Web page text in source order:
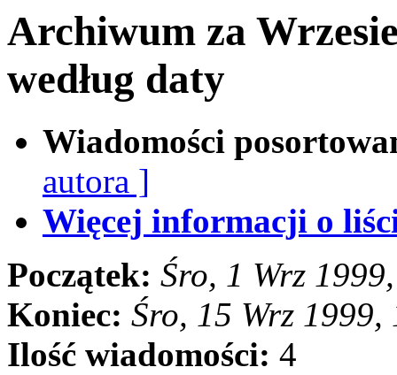
Archiwum za
według daty
Wiadomości
autora ]
Więcej informacji o
Początek: Śro, 1 Wrz
Koniec: Śro, 15 Wrz
Ilość wiadomości: 4